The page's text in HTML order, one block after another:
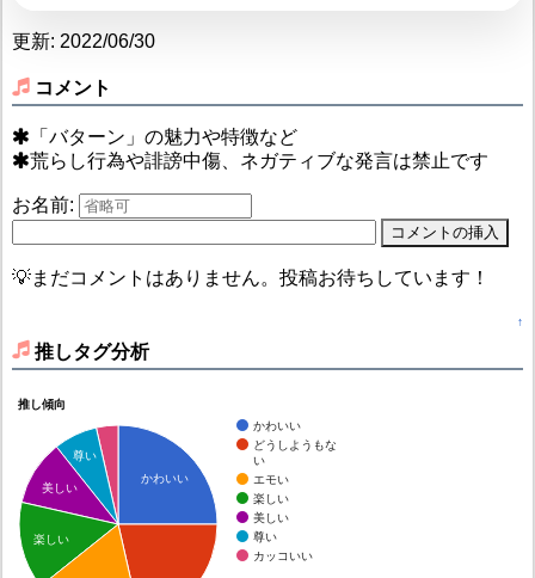
更新: 2022/06/30
コメント
「バターン」の魅力や特徴など
荒らし行為や誹謗中傷、ネガティブな発言は禁止です
お名前:
💡まだコメントはありません。投稿お待ちしています！
↑
推しタグ分析
推し傾向
かわいい
どうしようもな
い
エモい
楽しい
美しい
尊い
カッコいい
かわいい
尊い
美しい
楽しい